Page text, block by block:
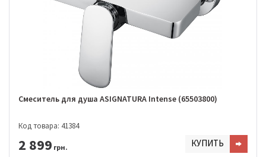
Смеситель для душа ASIGNATURA Intense (65503800)
Код товара: 41384
2 899 грн. КУПИТЬ